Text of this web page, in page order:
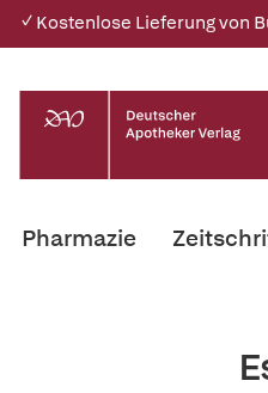
✓ Kostenlose Lieferung von
Pharmazie